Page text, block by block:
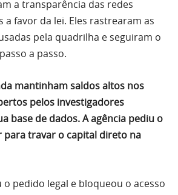
a transparência das redes
a favor da lei. Eles rastrearam as
pela quadrilha e seguiram o
a passo.
mantinham saldos altos nos
pelos investigadores
base de dados. A agência pediu o
para travar o capital direto na
o pedido legal e bloqueou o acesso